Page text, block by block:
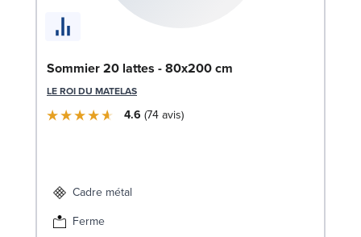
Sommier 20 lattes - 80x200 cm
LE ROI DU MATELAS
4.6 74avis
Cadre métal
Ferme